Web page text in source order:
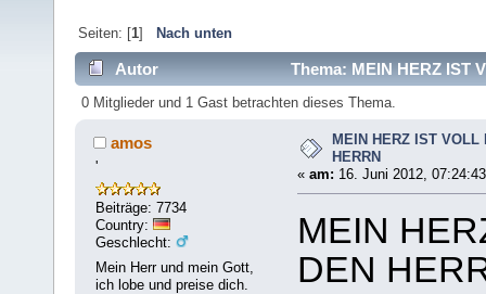
Seiten: [1] Nach unten
Autor Thema: MEIN HERZ IST
0 Mitglieder und 1 Gast betrachten dieses Thema.
amos
'
Beiträge: 7734
Country:
Geschlecht:
Mein Herr und mein Gott,
ich lobe und preise dich.
MEIN HERZ IST VOLL
HERRN
« am: 16. Juni 2012,
MEIN
DEN